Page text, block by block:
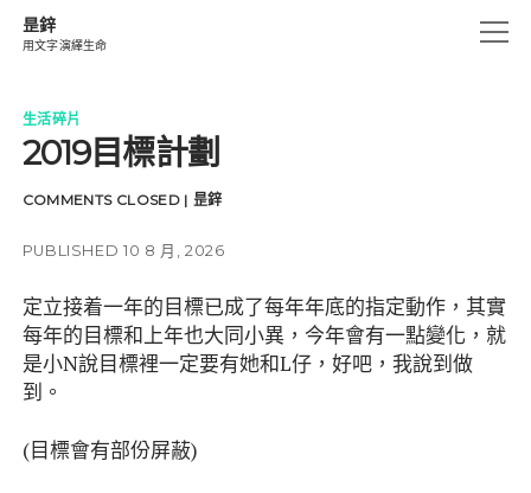
昰鋅
用文字演繹生命
open
生活碎片
UN-CHAINS
instagram
email amazon
生活碎片
2019目標計劃
COMMENTS CLOSED | 昰鋅
PUBLISHED 10 8 月, 2026
定立接着一年的目標已成了每年年底的指定動作，其實
每年的目標和上年也大同小異，今年會有一點變化，就
是小N說目標裡一定要有她和L仔，好吧，我說到做
到。
(目標會有部份屏蔽)